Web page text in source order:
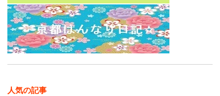
人気の記事